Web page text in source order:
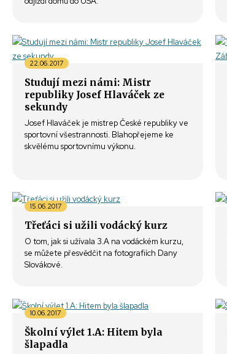
Studují mezi námi: Mistr
republiky Josef Hlaváček ze
sekundy
22.06.2017
Josef Hlaváček je mistrep České republiky ve
sportovní všestrannosti. Blahopřejeme ke
skvělému sportovnímu výkonu.
Třeťáci si užili vodácký kurz
15.06.2017
O tom, jak si užívala 3.A na vodáckém kurzu,
se můžete přesvědčit na fotografiích Dany
Slovákové.
Školní výlet 1.A: Hitem byla
šlapadla
10.06.2017